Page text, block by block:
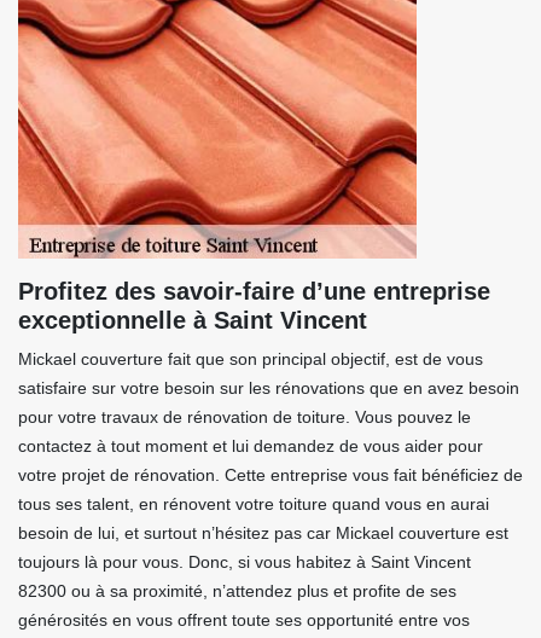
Profitez des savoir-faire d’une entreprise
exceptionnelle à Saint Vincent
Mickael couverture fait que son principal objectif, est de vous
satisfaire sur votre besoin sur les rénovations que en avez besoin
pour votre travaux de rénovation de toiture. Vous pouvez le
contactez à tout moment et lui demandez de vous aider pour
votre projet de rénovation. Cette entreprise vous fait bénéficiez de
tous ses talent, en rénovent votre toiture quand vous en aurai
besoin de lui, et surtout n’hésitez pas car Mickael couverture est
toujours là pour vous. Donc, si vous habitez à Saint Vincent
82300 ou à sa proximité, n’attendez plus et profite de ses
générosités en vous offrent toute ses opportunité entre vos